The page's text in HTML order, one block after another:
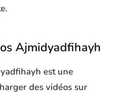
Ajmidyadfihayh
est une
des vidéos sur